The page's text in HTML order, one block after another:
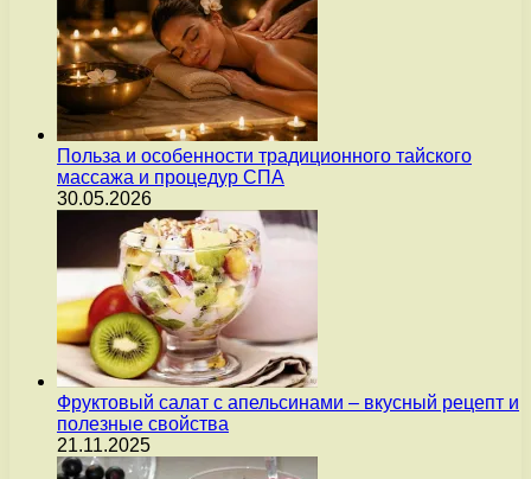
Польза и особенности традиционного тайского
массажа и процедур СПА
30.05.2026
Фруктовый салат с апельсинами – вкусный рецепт и
полезные свойства
21.11.2025